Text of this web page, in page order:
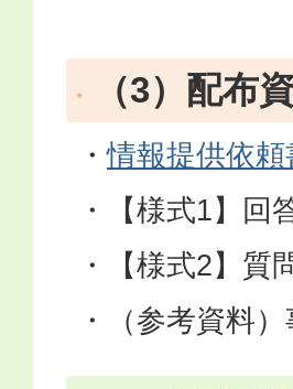
（3）配布
・情報提供依
・【様式1】回
・【様式2】質
・（参考資料